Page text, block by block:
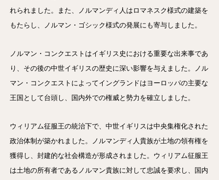
れられました。また、ノルマンディ人はロマネスク様式の建築を
もたらし、ノルマン・ゴシック様式の発展にも寄与しました。
ノルマン・コンクエストはイギリス史における重要な出来事であ
り、その後の中世イギリスの歴史に深い影響を与えました。ノル
マン・コンクエストによってイングランドはヨーロッパの主要な
王国として台頭し、国内外での権威と勢力を確立しました。
ウィリアム征服王の統治下で、中世イギリスは中央集権化された
政治体制が築かれました。ノルマンディ人貴族が土地の領有権を
獲得し、封建的な社会構造が形成されました。ウィリアム征服王
は土地の所有者であるノルマン貴族に対して忠誠を要求し、国内